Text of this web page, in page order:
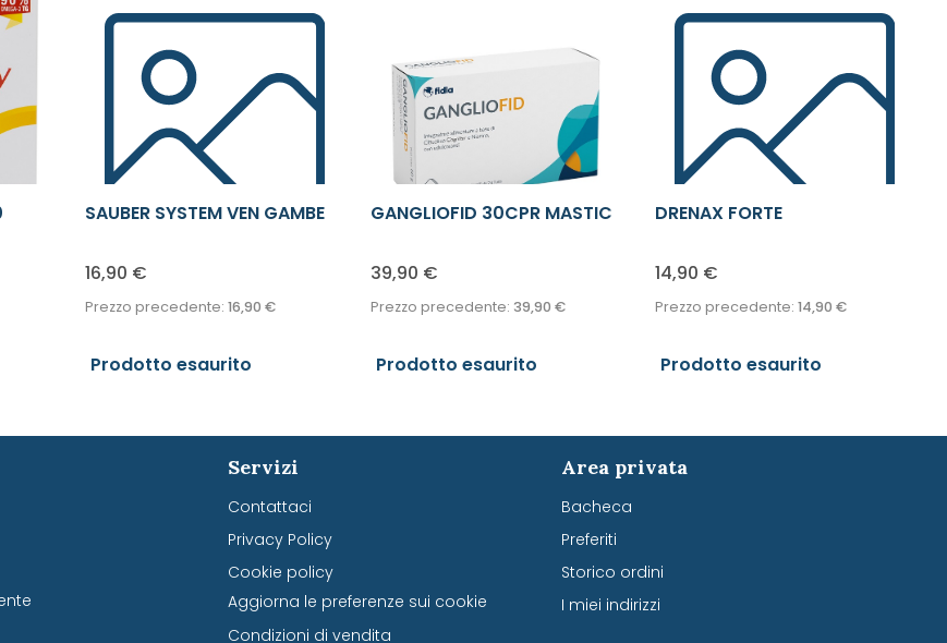
SAUBER SYSTEM VEN GAMBE
16,90 €
Prezzo precedente: 16,90 €
Prodotto esaurito
GANGLIOFID 30CPR MASTIC
39,90 €
Prezzo precedente: 39,90 €
Prodotto esaurito
DRENAX FORTE
14,90 €
Prezzo precedente: 14,90 €
Prodotto esaurito
Servizi
Contattaci
Privacy Policy
Cookie policy
Aggiorna le preferenze sui cookie
Condizioni di vendita
Area privata
Bacheca
Preferiti
Storico ordini
I miei indirizzi